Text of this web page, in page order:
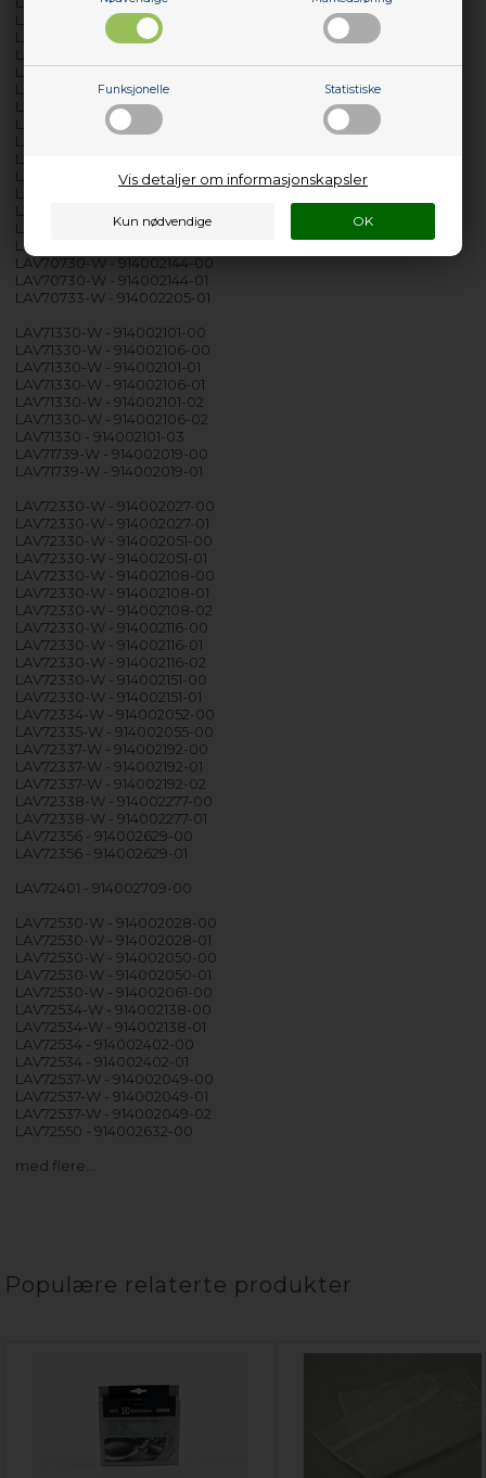
Funksjonelle Statistiske
Vis detaljer om informasjonskapsler
LAV70630-W - 914002075-01
LAV70630-W - 914002132-00
LAV70630-W - 914002132-01
LAV70630-W - 914002145-00
LAV70630-W - 914002145-01
LAV70630-W - 914002332-00
LAV70633-W - 914002068-00
LAV70633-W - 914002068-01
LAV70638-W - 914002158-00
LAV70638-W - 914002158-01
LAV70730-W - 914002020-00
LAV70730-W - 914002020-01
LAV70730-W - 914002033-00
LAV70730-W - 914002033-01
LAV70730-W - 914002144-00
LAV70730-W - 914002144-01
LAV70733-W - 914002205-01
LAV71330-W - 914002101-00
LAV71330-W - 914002106-00
LAV71330-W - 914002101-01
LAV71330-W - 914002106-01
LAV71330-W - 914002101-02
LAV71330-W - 914002106-02
LAV71330 - 914002101-03
LAV71739-W - 914002019-00
LAV71739-W - 914002019-01
LAV72330-W - 914002027-00
LAV72330-W - 914002027-01
LAV72330-W - 914002051-00
LAV72330-W - 914002051-01
LAV72330-W - 914002108-00
LAV72330-W - 914002108-01
LAV72330-W - 914002108-02
LAV72330-W - 914002116-00
LAV72330-W - 914002116-01
LAV72330-W - 914002116-02
LAV72330-W - 914002151-00
LAV72330-W - 914002151-01
LAV72334-W - 914002052-00
LAV72335-W - 914002055-00
LAV72337-W - 914002192-00
LAV72337-W - 914002192-01
LAV72337-W - 914002192-02
LAV72338-W - 914002277-00
LAV72338-W - 914002277-01
LAV72356 - 914002629-00
LAV72356 - 914002629-01
LAV72401 - 914002709-00
LAV72530-W - 914002028-00
LAV72530-W - 914002028-01
LAV72530-W - 914002050-00
LAV72530-W - 914002050-01
LAV72530-W - 914002061-00
LAV72534-W - 914002138-00
LAV72534-W - 914002138-01
LAV72534 - 914002402-00
LAV72534 - 914002402-01
LAV72537-W - 914002049-00
LAV72537-W - 914002049-01
LAV72537-W - 914002049-02
LAV72550 - 914002632-00
med flere…
Populære relaterte produkter